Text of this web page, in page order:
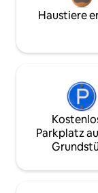
Haustiere
Parkplatz